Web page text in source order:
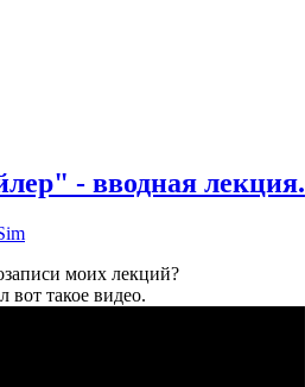
- вводная лекция.
моих лекций?
вот такое видео.